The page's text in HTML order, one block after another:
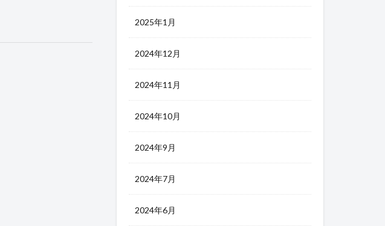
2025年1月
2024年12月
2024年11月
2024年10月
2024年9月
2024年7月
2024年6月